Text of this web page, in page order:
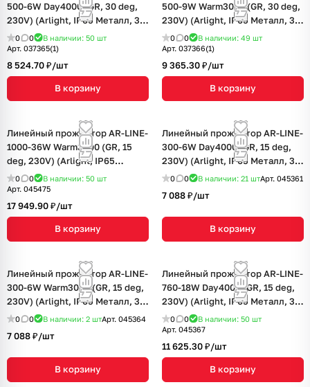
500-6W Day4000 (GR, 30 deg,
230V) (Arlight, IP65 Металл, 3
года)
0 0 В наличии: 50 шт
Арт. 037365(1)
8 524.70 ₽/шт
В корзину
500-9W Warm3000 (GR, 30 deg,
230V) (Arlight, IP65 Металл, 3
года)
0 0 В наличии: 49 шт
Арт. 037366(1)
9 365.30 ₽/шт
В корзину
Линейный прожектор AR-LINE-
1000-36W Warm3000 (GR, 15
deg, 230V) (Arlight, IP65
Металл, 3 года)
0 0 В наличии: 50 шт
Арт. 045475
17 949.90 ₽/шт
В корзину
Линейный прожектор AR-LINE-
300-6W Day4000 (GR, 15 deg,
230V) (Arlight, IP65 Металл, 3
года)
0 0 В наличии: 21 штАрт. 045361
7 088 ₽/шт
В корзину
Линейный прожектор AR-LINE-
300-6W Warm3000 (GR, 15 deg,
230V) (Arlight, IP65 Металл, 3
года)
0 0 В наличии: 2 штАрт. 045364
7 088 ₽/шт
В корзину
Линейный прожектор AR-LINE-
760-18W Day4000 (GR, 15 deg,
230V) (Arlight, IP65 Металл, 3
года)
0 0 В наличии: 50 шт
Арт. 045367
11 625.30 ₽/шт
В корзину